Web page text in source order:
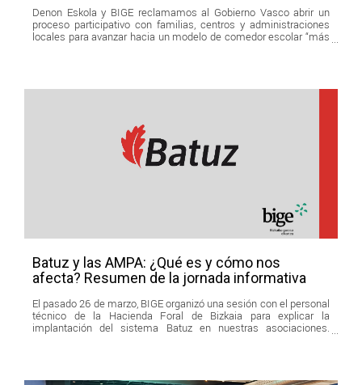
Denon Eskola y BIGE reclamamos al Gobierno Vasco abrir un
proceso participativo con familias, centros y administraciones
locales para avanzar hacia un modelo de comedor escolar “más
Batuz y las AMPA: ¿Qué es y cómo nos
afecta? Resumen de la jornada informativa
El pasado 26 de marzo, BIGE organizó una sesión con el personal
técnico de la Hacienda Foral de Bizkaia para explicar la
implantación del sistema Batuz en nuestras asociaciones.